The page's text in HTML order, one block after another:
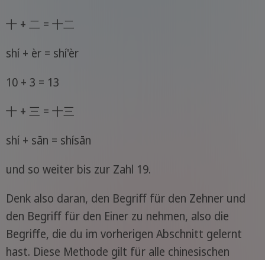
十 + 二 = 十二
shí + èr = shí'èr
10 + 3 = 13
十 + 三 = 十三
shí + sān = shísān
und so weiter bis zur Zahl 19.
Denk also daran, den Begriff für den Zehner und
den Begriff für den Einer zu nehmen, also die
Begriffe, die du im vorherigen Abschnitt gelernt
hast. Diese Methode gilt für alle chinesischen